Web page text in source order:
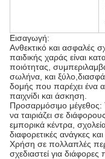
Εισαγωγή:
Ανθεκτικό και ασφαλές
παιδικής χαράς είναι
ποιότητας,
σωλήνα, και
δομής που παρέχει ένα
παιχνίδι και άσκηση.
Προσαρμόσιμο μέγεθος:
να ταιριάζει σε
εμπορικά κέντρα,
διαφορετικές ανάγκες
Χρήση σε πολλαπλές
σχεδιαστεί για